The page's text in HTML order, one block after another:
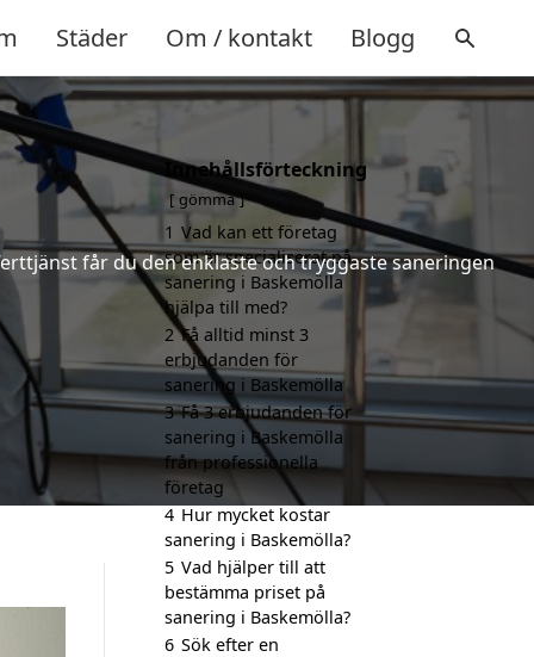
Städer Om / kontakt Blogg
får du den enklaste och tryggaste saneringen
Innehållsförteckning
gömma
1 Vad kan ett företag
som är specialiserat på
sanering i Baskemölla
hjälpa till med?
2 Få alltid minst 3
erbjudanden för
sanering i Baskemölla
3 Få 3 erbjudanden för
sanering i Baskemölla
från professionella
företag
4 Hur mycket kostar
sanering i Baskemölla?
5 Vad hjälper till att
bestämma priset på
sanering i Baskemölla?
6 Sök efter en